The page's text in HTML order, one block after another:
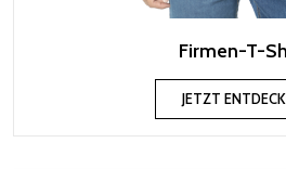
Firmen-T-
JETZT